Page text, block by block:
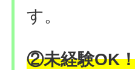
す。
②未経験OK